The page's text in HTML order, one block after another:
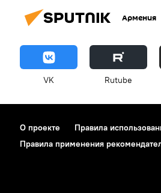
Армения
VK Rutube
О проекте Правила
Правила применения